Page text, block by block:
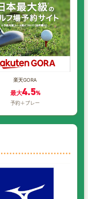
楽天GORA
最大4.5%
予約＋プレー